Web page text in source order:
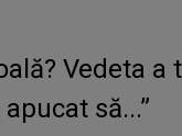
Vedeta
să...”